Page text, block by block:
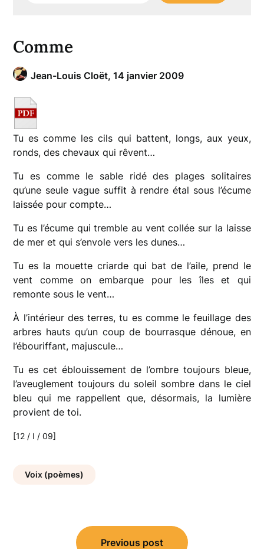
Comme
Jean-Louis Cloët,14 janvier 2009
Tu es comme les cils qui battent, longs, aux yeux,
ronds, des chevaux qui rêvent…
Tu es comme le sable ridé des plages solitaires
qu’une seule vague suffit à rendre étal sous l’écume
laissée pour compte…
Tu es l’écume qui tremble au vent collée sur la laisse
de mer et qui s’envole vers les dunes…
Tu es la mouette criarde qui bat de l’aile, prend le
vent comme on embarque pour les îles et qui
remonte sous le vent…
À l’intérieur des terres, tu es comme le feuillage des
arbres hauts qu’un coup de bourrasque dénoue, en
l’ébouriffant, majuscule…
Tu es cet éblouissement de l’ombre toujours bleue,
l’aveuglement toujours du soleil sombre dans le ciel
bleu qui me rappellent que, désormais, la lumière
provient de toi.
[12 / I / 09]
Voix (poèmes)
Navigation
Previous post